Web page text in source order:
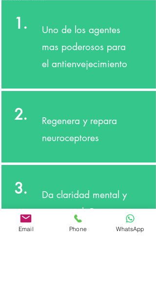
1.
Uno de los agentes
mas poderosos para
el antienvejecimiento
2.
Regenera y repara
neuroceptores
3.
Da claridad mental y
emocional. Permite
mayor concentración.
Email Phone WhatsApp